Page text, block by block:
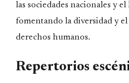
las sociedades nacionales y
fomentando la diversidad y el
derechos humanos.
Repertorios